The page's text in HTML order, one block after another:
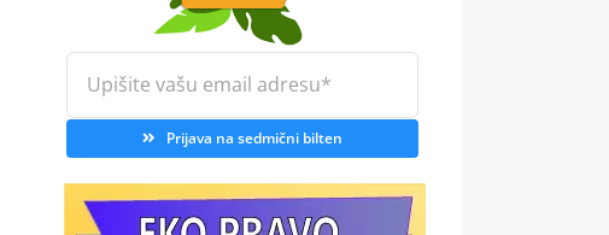
Prijava na sedmični bilten